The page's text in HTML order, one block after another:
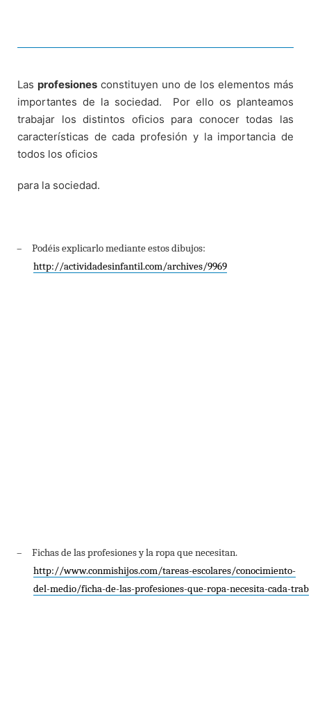
Las profesiones constituyen uno de los elementos más
importantes de la sociedad.
Por ello os planteamos
trabajar los distintos oficios para conocer todas las
características de cada profesión y la importancia de
todos los oficios
para la sociedad.
–
Podéis explicarlo mediante estos dibujos:
http://actividadesinfantil.com/archives/9969
–
Fichas de las profesiones y la ropa que necesitan.
http://www.conmishijos.com/tareas-escolares/conocimiento-
del-medio/ficha-de-las-profesiones-que-ropa-necesita-cada-trab